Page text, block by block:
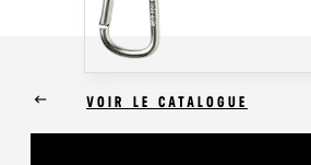
keyboard_backspace VOIR LE CATALOGUE